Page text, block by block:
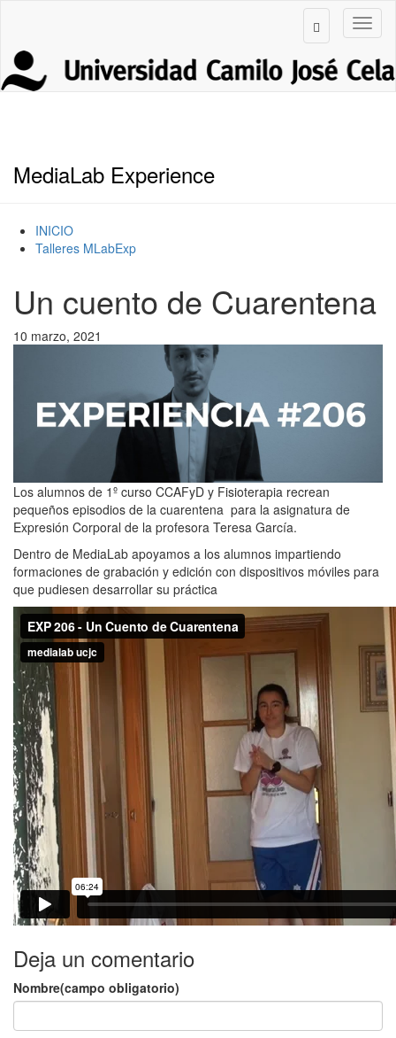
MediaLab Experience
INICIO
Talleres MLabExp
Un cuento de Cuarentena
10 marzo, 2021
Los alumnos de 1º curso CCAFyD y Fisioterapia recrean
pequeños episodios de la cuarentena para la asignatura de
Expresión Corporal de la profesora Teresa García.
Dentro de MediaLab apoyamos a los alumnos impartiendo
formaciones de grabación y edición con dispositivos móviles para
que pudiesen desarrollar su práctica
Deja un comentario
Nombre(campo obligatorio)